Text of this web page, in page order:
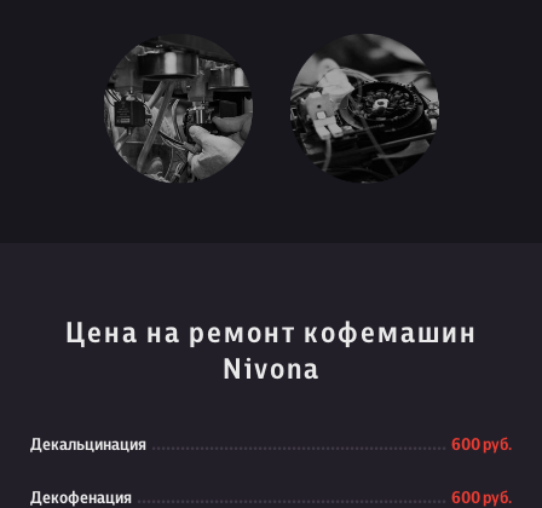
Цена на ремонт кофемашин
Nivona
Декальцинация 600 руб.
Декофенация 600 руб.